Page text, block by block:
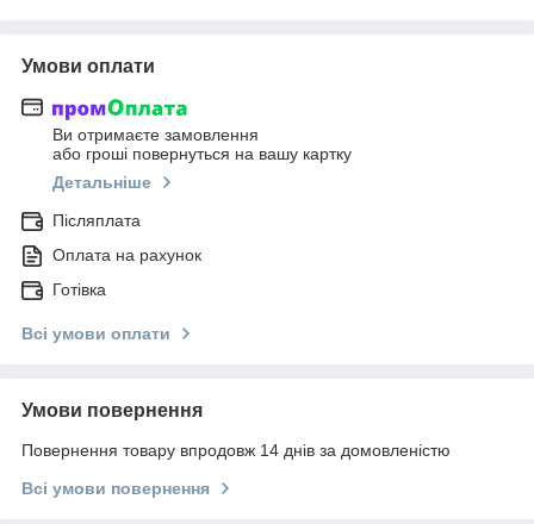
Умови оплати
Ви отримаєте замовлення
або гроші повернуться на вашу картку
Детальніше
Післяплата
Оплата на рахунок
Готівка
Всі умови оплати
Умови повернення
Повернення товару впродовж 14 днів за домовленістю
Всі умови повернення